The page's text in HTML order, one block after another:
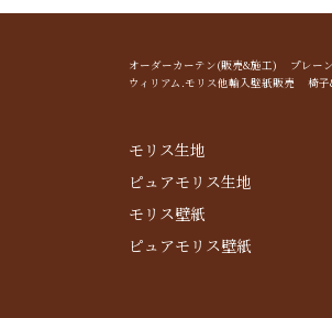
オーダーカーテン(販売&施工) プレ
ウィリアム.モリス他輸入壁紙販売 椅
モリス生地
ピュアモリス生地
モリス壁紙
ピュアモリス壁紙